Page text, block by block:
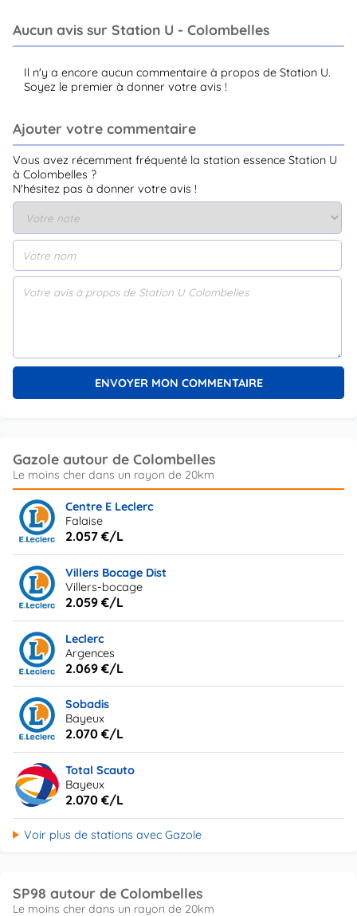
Aucun avis sur Station U - Colombelles
Il n'y a encore aucun commentaire à propos de Station U.
Soyez le premier à donner votre avis !
Ajouter votre commentaire
Vous avez récemment fréquenté la station essence Station U
à Colombelles ?
N'hésitez pas à donner votre avis !
Gazole autour de Colombelles
Centre E Leclerc
Falaise
2.057 €/L
Villers Bocage Dist
Villers-bocage
2.059 €/L
Leclerc
Argences
2.069 €/L
Sobadis
Bayeux
2.070 €/L
Total Scauto
Bayeux
2.070 €/L
Voir plus de stations avec Gazole
SP98 autour de Colombelles